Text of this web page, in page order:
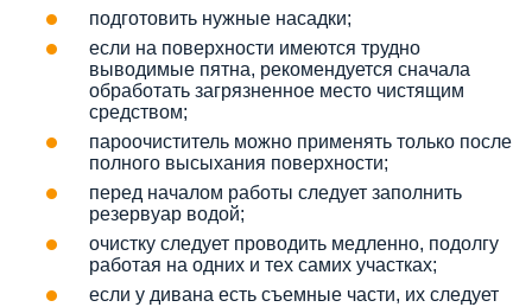
подготовить нужные насадки;
если на поверхности имеются трудно
выводимые пятна, рекомендуется сначала
обработать загрязненное место чистящим
средством;
пароочиститель можно применять только после
полного высыхания поверхности;
перед началом работы следует заполнить
резервуар водой;
очистку следует проводить медленно, подолгу
работая на одних и тех самих участках;
если у дивана есть съемные части, их следует